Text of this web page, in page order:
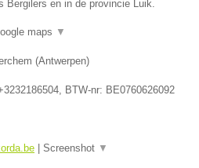
Bergilers en in de provincie Luik.
maps ▼
(Antwerpen)
, BTW-nr: BE0760626092
Screenshot ▼